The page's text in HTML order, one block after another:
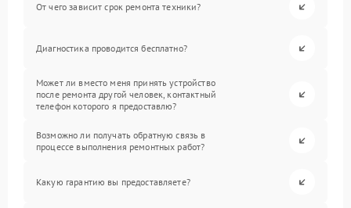
От чего зависит срок ремонта техники?
Диагностика проводится бесплатно?
Может ли вместо меня принять устройство
после ремонта другой человек, контактный
телефон которого я предоставлю?
Возможно ли получать обратную связь в
процессе выполнения ремонтных работ?
Какую гарантию вы предоставляете?